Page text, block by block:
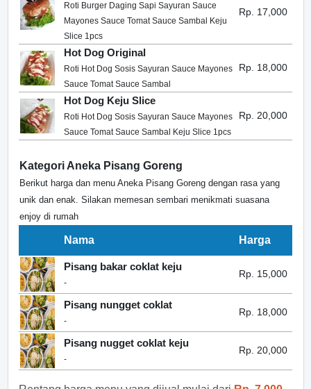
Roti Burger Daging Sapi Sayuran Sauce
Mayones Sauce Tomat Sauce Sambal Keju
Slice 1pcs
Rp. 17,000
Hot Dog Original
Roti Hot Dog Sosis Sayuran Sauce Mayones
Sauce Tomat Sauce Sambal
Rp. 18,000
Hot Dog Keju Slice
Roti Hot Dog Sosis Sayuran Sauce Mayones
Sauce Tomat Sauce Sambal Keju Slice 1pcs
Rp. 20,000
Kategori Aneka Pisang Goreng
Berikut harga dan menu Aneka Pisang Goreng dengan rasa yang
unik dan enak. Silakan memesan sembari menikmati suasana
enjoy di rumah
Nama Harga
Pisang bakar coklat keju
-
Rp. 15,000
Pisang nungget coklat
-
Rp. 18,000
Pisang nugget coklat keju
-
Rp. 20,000